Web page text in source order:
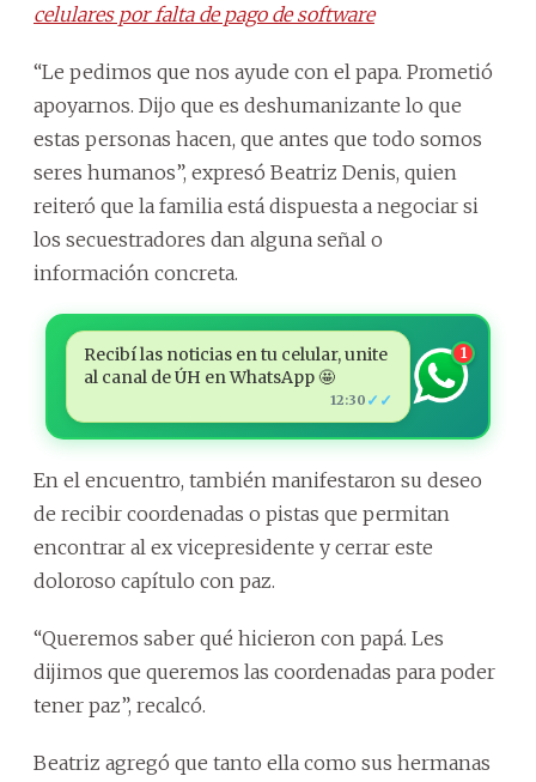
celulares por falta de pago de software
“Le pedimos que nos ayude con el papa. Prometió
apoyarnos. Dijo que es deshumanizante lo que
estas personas hacen, que antes que todo somos
seres humanos”, expresó Beatriz Denis, quien
reiteró que la familia está dispuesta a negociar si
los secuestradores dan alguna señal o
información concreta.
Recibí las noticias en tu celular, unite
al canal de ÚH en WhatsApp 🤩
12:30 ✓✓
1
En el encuentro, también manifestaron su deseo
de recibir coordenadas o pistas que permitan
encontrar al ex vicepresidente y cerrar este
doloroso capítulo con paz.
“Queremos saber qué hicieron con papá. Les
dijimos que queremos las coordenadas para poder
tener paz”, recalcó.
Beatriz agregó que tanto ella como sus hermanas